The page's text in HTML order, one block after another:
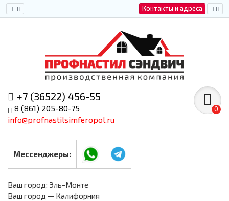
Контакты и адреса
+7 (36522) 456-55
8 (861) 205-80-75
info@profnastilsimferopol.ru
Мессенджеры:
0
Ваш город: Эль-Монте
Ваш город — Калифорния